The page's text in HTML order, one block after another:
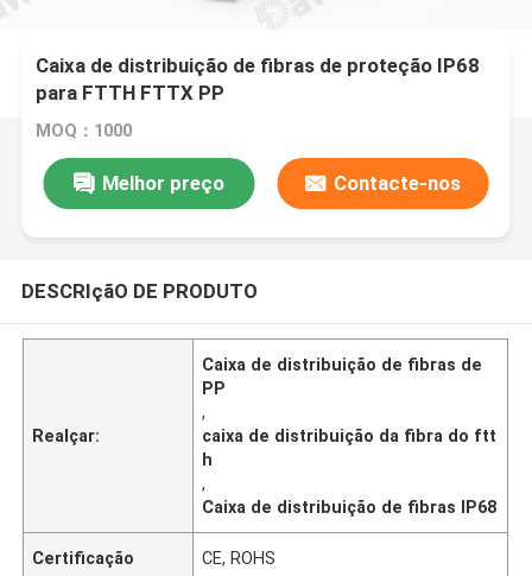
Caixa de distribuição de fibras de proteção IP68
para FTTH FTTX PP
MOQ：1000
Melhor preço Contacte-nos
DESCRIçãO DE PRODUTO
Realçar:
Caixa de distribuição de fibras de
PP
,
caixa de distribuição da fibra do ftt
h
,
Caixa de distribuição de fibras IP68
Certificação CE, ROHS